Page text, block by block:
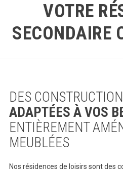
VOTRE
SECONDAIRE
DES
ADAPTÉES À VOS
ENTIÈREMENT
MEUBLÉES
Nos résidences de loisirs sont des